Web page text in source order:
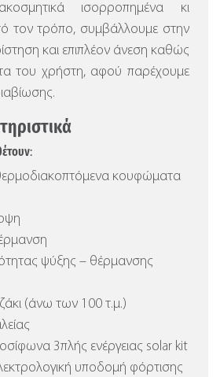
ισορροπημένα κι
τον τρόπο, συμβάλλουμε στην
και επιπλέον άνεση καθώς
του χρήστη, αφού παρέχουμε
κουφώματα
ψύξης – θέρμανσης
(άνω των 100 τ.μ.)
3πλής ενέργειας solar kit
υποδομή φόρτισης